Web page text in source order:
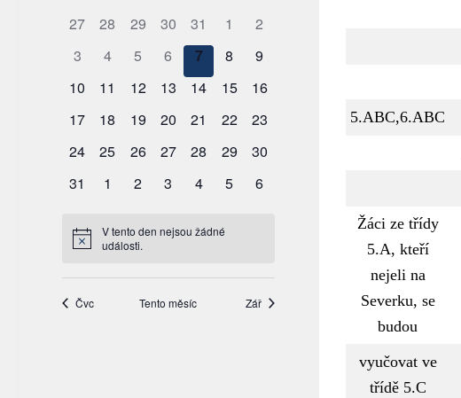
5.ABC,6.ABC
Žáci ze třídy
5.A, kteří
nejeli na
Severku, se
budou
vyučovat ve
třídě 5.C